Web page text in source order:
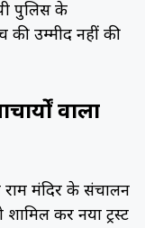
पुलिस के
की उम्मीद नहीं की
वाला
मंदिर के संचालन
शामिल कर नया ट्रस्ट